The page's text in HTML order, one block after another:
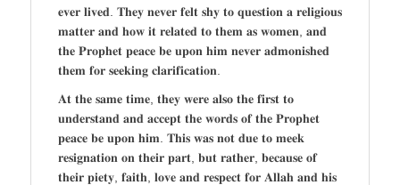
𝐞𝐯𝐞𝐫 𝐥𝐢𝐯𝐞𝐝. 𝐓𝐡𝐞𝐲 𝐧𝐞𝐯𝐞𝐫 𝐟𝐞𝐥𝐭 𝐬𝐡𝐲 𝐭𝐨 𝐪𝐮𝐞𝐬𝐭𝐢𝐨𝐧 𝐚 𝐫𝐞𝐥𝐢𝐠𝐢𝐨𝐮𝐬
𝐦𝐚𝐭𝐭𝐞𝐫 𝐚𝐧𝐝 𝐡𝐨𝐰 𝐢𝐭 𝐫𝐞𝐥𝐚𝐭𝐞𝐝 𝐭𝐨 𝐭𝐡𝐞𝐦 𝐚𝐬 𝐰𝐨𝐦𝐞𝐧, 𝐚𝐧𝐝
𝐭𝐡𝐞 𝐏𝐫𝐨𝐩𝐡𝐞𝐭 𝐩𝐞𝐚𝐜𝐞 𝐛𝐞 𝐮𝐩𝐨𝐧 𝐡𝐢𝐦 𝐧𝐞𝐯𝐞𝐫 𝐚𝐝𝐦𝐨𝐧𝐢𝐬𝐡𝐞𝐝
𝐭𝐡𝐞𝐦 𝐟𝐨𝐫 𝐬𝐞𝐞𝐤𝐢𝐧𝐠 𝐜𝐥𝐚𝐫𝐢𝐟𝐢𝐜𝐚𝐭𝐢𝐨𝐧.
𝐀𝐭 𝐭𝐡𝐞 𝐬𝐚𝐦𝐞 𝐭𝐢𝐦𝐞, 𝐭𝐡𝐞𝐲 𝐰𝐞𝐫𝐞 𝐚𝐥𝐬𝐨 𝐭𝐡𝐞 𝐟𝐢𝐫𝐬𝐭 𝐭𝐨
𝐮𝐧𝐝𝐞𝐫𝐬𝐭𝐚𝐧𝐝 𝐚𝐧𝐝 𝐚𝐜𝐜𝐞𝐩𝐭 𝐭𝐡𝐞 𝐰𝐨𝐫𝐝𝐬 𝐨𝐟 𝐭𝐡𝐞 𝐏𝐫𝐨𝐩𝐡𝐞𝐭
𝐩𝐞𝐚𝐜𝐞 𝐛𝐞 𝐮𝐩𝐨𝐧 𝐡𝐢𝐦. 𝐓𝐡𝐢𝐬 𝐰𝐚𝐬 𝐧𝐨𝐭 𝐝𝐮𝐞 𝐭𝐨 𝐦𝐞𝐞𝐤
𝐫𝐞𝐬𝐢𝐠𝐧𝐚𝐭𝐢𝐨𝐧 𝐨𝐧 𝐭𝐡𝐞𝐢𝐫 𝐩𝐚𝐫𝐭, 𝐛𝐮𝐭 𝐫𝐚𝐭𝐡𝐞𝐫, 𝐛𝐞𝐜𝐚𝐮𝐬𝐞 𝐨𝐟
𝐭𝐡𝐞𝐢𝐫 𝐩𝐢𝐞𝐭𝐲, 𝐟𝐚𝐢𝐭𝐡, 𝐥𝐨𝐯𝐞 𝐚𝐧𝐝 𝐫𝐞𝐬𝐩𝐞𝐜𝐭 𝐟𝐨𝐫 𝐀𝐥𝐥𝐚𝐡 𝐚𝐧𝐝 𝐡𝐢𝐬